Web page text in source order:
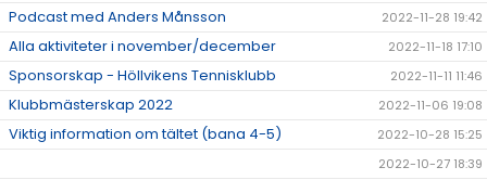
Podcast med Anders Månsson 2022-11-28 19:42
Alla aktiviteter i november/december 2022-11-18 17:10
Sponsorskap - Höllvikens Tennisklubb 2022-11-11 11:46
Klubbmästerskap 2022 2022-11-06 19:08
Viktig information om tältet (bana 4-5)
2022-10-28 15:25
2022-10-27 18:39